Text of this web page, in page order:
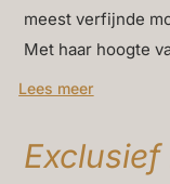
meest verfijnde
Met haar hoogte
zorgen voor een
moeiteloos laat
Lees meer